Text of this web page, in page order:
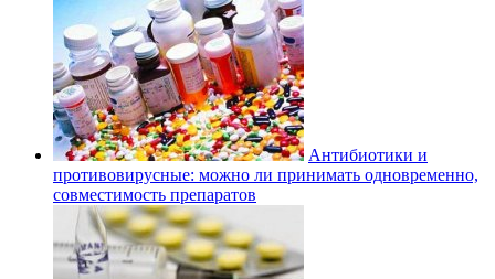
Антибиотики и
противовирусные: можно ли принимать одновременно,
совместимость препаратов